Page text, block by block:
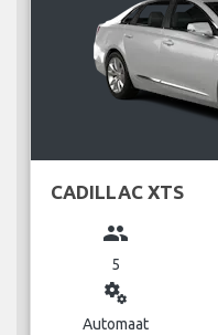
CADILLAC XTS
group
5
miscellaneous_services
Automaat